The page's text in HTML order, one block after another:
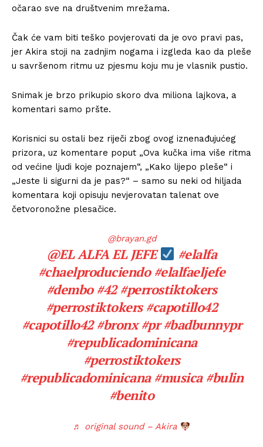
očarao sve na društvenim mrežama.
Čak će vam biti teško povjerovati da je ovo pravi pas,
jer Akira stoji na zadnjim nogama i izgleda kao da pleše
u savršenom ritmu uz pjesmu koju mu je vlasnik pustio.
Snimak je brzo prikupio skoro dva miliona lajkova, a
komentari samo pršte.
Korisnici su ostali bez riječi zbog ovog iznenađujućeg
prizora, uz komentare poput „Ova kučka ima više ritma
od većine ljudi koje poznajem“, „Kako lijepo pleše“ i
„Jeste li sigurni da je pas?“ – samo su neki od hiljada
komentara koji opisuju nevjerovatan talenat ove
četvoronožne plesačice.
@brayan.gd
@EL ALFA EL JEFE
#elalfa
#chaelproduciendo #elalfaeljefe
#dembo #42 #perrostiktokers
#perrostiktokers #capotillo42
#capotillo42 #bronx #pr #badbunnypr
#republicadominicana
#perrostiktokers
#republicadominicana #musica #bulin
#benito
♬ original sound – Akira